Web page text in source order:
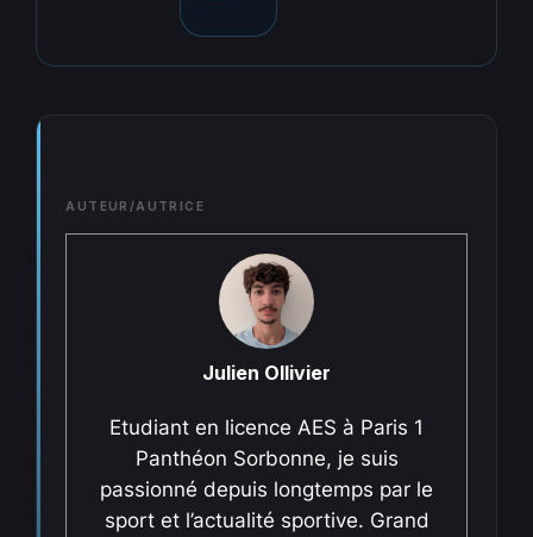
AUTEUR/AUTRICE
Julien Ollivier
Etudiant en licence AES à Paris 1
Panthéon Sorbonne, je suis
passionné depuis longtemps par le
sport et l’actualité sportive. Grand